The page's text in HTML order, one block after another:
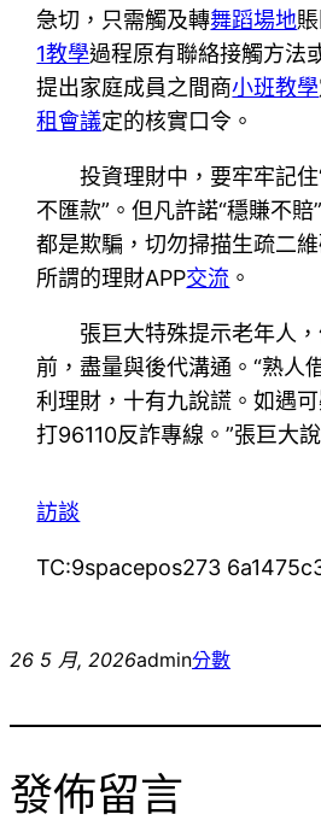
急切，只需觸及轉舞蹈場地
1教學過程原有聯絡接觸方法
提出家庭成員之間商小班教學
租會議定的核實口令。
投資理財中，要牢牢記
不匯款”。但凡許諾“穩賺不賠
都是欺騙，切勿掃描生疏二
所謂的理財APP交流 。
張巨大特殊提示老年人
前，盡量與後代溝通。“熟人
利理財，十有九說謊。如遇
打96110反詐專線。”張巨大說
訪談
TC:9spacepos273
26 5 月, 2026admin分數
發佈留言